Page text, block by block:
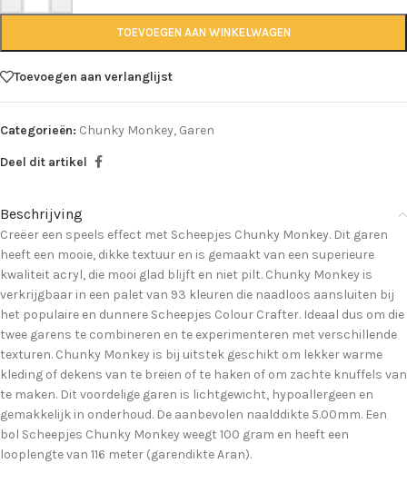
TOEVOEGEN AAN WINKELWAGEN
Toevoegen aan verlanglijst
Categorieën: Chunky Monkey, Garen
Deel dit artikel
Beschrijving
Creëer een speels effect met Scheepjes Chunky Monkey. Dit garen
heeft een mooie, dikke textuur en is gemaakt van een superieure
kwaliteit acryl, die mooi glad blijft en niet pilt. Chunky Monkey is
verkrijgbaar in een palet van 93 kleuren die naadloos aansluiten bij
het populaire en dunnere Scheepjes Colour Crafter. Ideaal dus om die
twee garens te combineren en te experimenteren met verschillende
texturen. Chunky Monkey is bij uitstek geschikt om lekker warme
kleding of dekens van te breien of te haken of om zachte knuffels van
te maken. Dit voordelige garen is lichtgewicht, hypoallergeen en
gemakkelijk in onderhoud. De aanbevolen naalddikte 5.00mm. Een
bol Scheepjes Chunky Monkey weegt 100 gram en heeft een
looplengte van 116 meter (garendikte Aran).